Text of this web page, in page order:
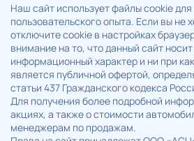
Наш сайт использует файлы cookie
пользовательского опыта. Если вы не
отключите cookie в настройках
внимание на то, что данный сайт
информационный характер и ни при
является публичной офертой,
статьи 437 Гражданского кодекса
Для получения более подробной
акциях, а также о стоимости
менеджерам по продажам.